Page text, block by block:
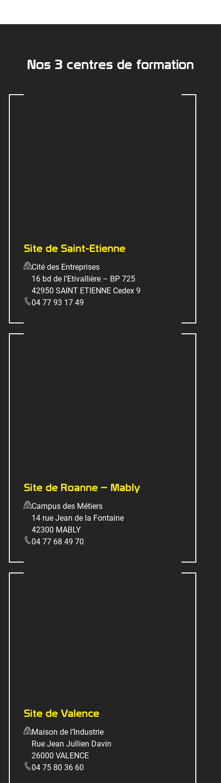
Nos 3 centres de formation
Site de Saint-Etienne
Cité des Entreprises
16 bd de l’Etivallière – BP 725
42950 SAINT ETIENNE Cedex 9
04 77 93 17 49
Site de Roanne – Mably
Campus des Métiers
14 rue Jean de la Fontaine
42300 MABLY
04 77 68 49 70
Site de Valence
Maison de l’Industrie
Rue Jean Jullien Davin
26000 VALENCE
04 75 80 36 60